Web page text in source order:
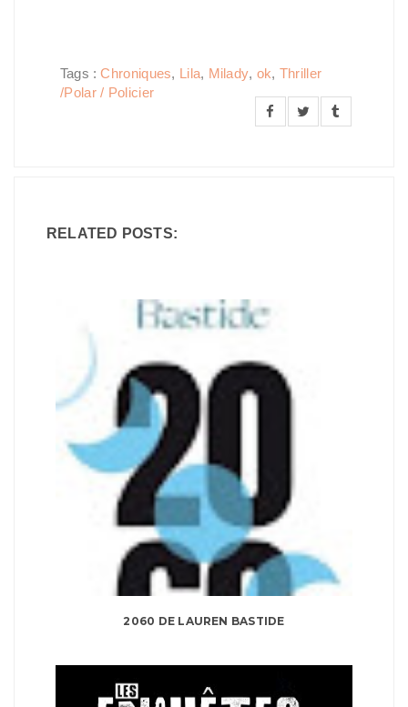
Tags :Chroniques, Lila, Milady, ok, Thriller
/Polar / Policier
RELATED POSTS:
2060 DE LAUREN BASTIDE